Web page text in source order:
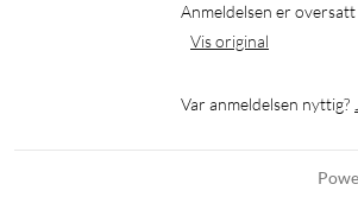
Verktøy for å fjerne baksiden ved
Manual
Anmeldelsen er
Vis original
Var anmeldelsen nyttig?